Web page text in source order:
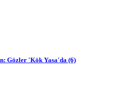
Gözler 'Kök Yasa'da (6)